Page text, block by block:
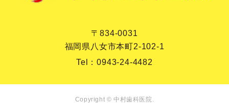
〒834-0031
福岡県八女市本町2-102-1
Tel：0943-24-4482
Copyright © 中村歯科医院.